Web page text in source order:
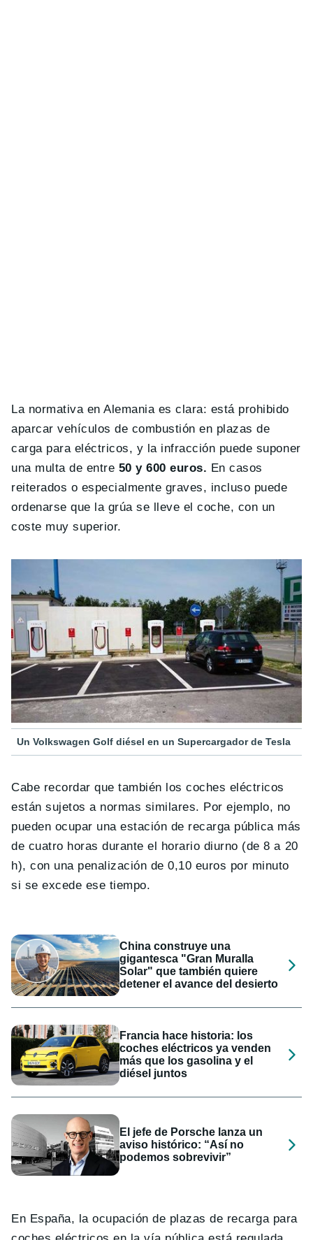
La normativa en Alemania es clara: está prohibido
aparcar vehículos de combustión en plazas de
carga para eléctricos, y la infracción puede suponer
una multa de entre 50 y 600 euros. En casos
reiterados o especialmente graves, incluso puede
ordenarse que la grúa se lleve el coche, con un
coste muy superior.
Un Volkswagen Golf diésel en un Supercargador de Tesla
Cabe recordar que también los coches eléctricos
están sujetos a normas similares. Por ejemplo, no
pueden ocupar una estación de recarga pública más
de cuatro horas durante el horario diurno (de 8 a 20
h), con una penalización de 0,10 euros por minuto
si se excede ese tiempo.
China construye una
gigantesca "Gran Muralla
Solar" que también quiere
detener el avance del desierto
Francia hace historia: los
coches eléctricos ya venden
más que los gasolina y el
diésel juntos
El jefe de Porsche lanza un
aviso histórico: “Así no
podemos sobrevivir”
En España, la ocupación de plazas de recarga para